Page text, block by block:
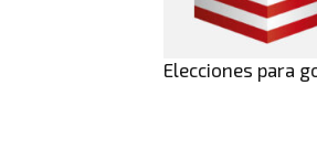
Elecciones para